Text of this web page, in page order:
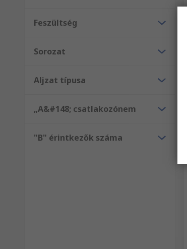
Feszültség
Sorozat
Aljzat típusa
„A&#148; csatlakozónem
"B" érintkezők száma